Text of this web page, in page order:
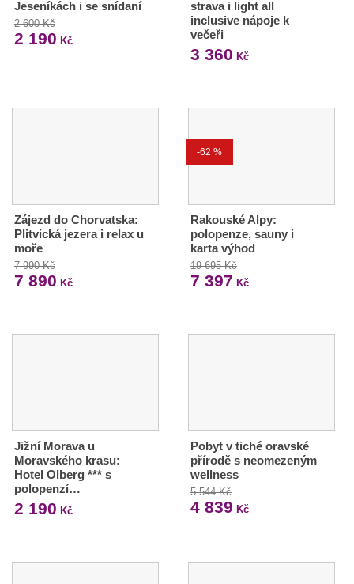
Jeseníkách i se snídaní
2 600 Kč
2 190 Kč
strava i light all
inclusive nápoje k
večeři
3 360 Kč
Zájezd do Chorvatska:
Plitvická jezera i relax u
moře
7 990 Kč
7 890 Kč
-62 %
Rakouské Alpy:
polopenze, sauny i
karta výhod
19 695 Kč
7 397 Kč
Jižní Morava u
Moravského krasu:
Hotel Olberg *** s
polopenzí…
2 190 Kč
Pobyt v tiché oravské
přírodě s neomezeným
wellness
5 544 Kč
4 839 Kč